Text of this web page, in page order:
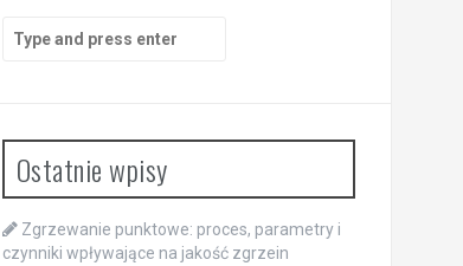
for:
Ostatnie wpisy
Zgrzewanie punktowe: proces, parametry i
czynniki wpływające na jakość zgrzein